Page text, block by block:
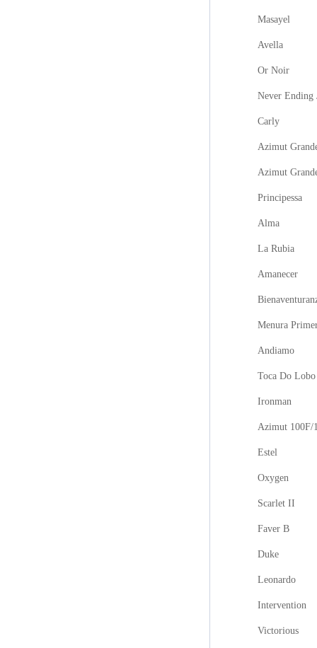
Masayel
Avella
Or Noir
Never Ending
Carly
Azimut
Azimut
Principessa
Alma
La Rubia
Amanecer
Menura
Andiamo
Toca Do Lobo
Ironman
Azimut 100F/
Estel
Oxygen
Scarlet II
Faver B
Duke
Leonardo
Intervention
Victorious